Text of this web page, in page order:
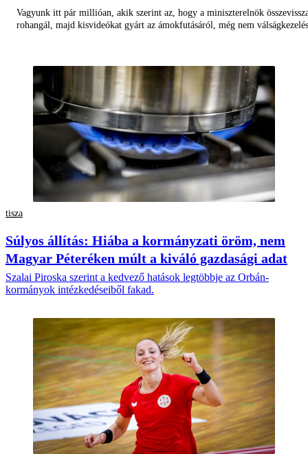
Vagyunk itt pár millióan, akik szerint az, hogy a miniszterelnök
rohangál, majd kisvideókat gyárt az ámokfutásáról, még nem
tisza
Súlyos állítás: Hiába a kormányzati öröm, nem
Magyar Péteréken múlt a kiváló gazdasági adat
Szalai Piroska szerint a kedvező hatások legtöbbje az Orbán-
kormányok intézkedéseiből fakad.